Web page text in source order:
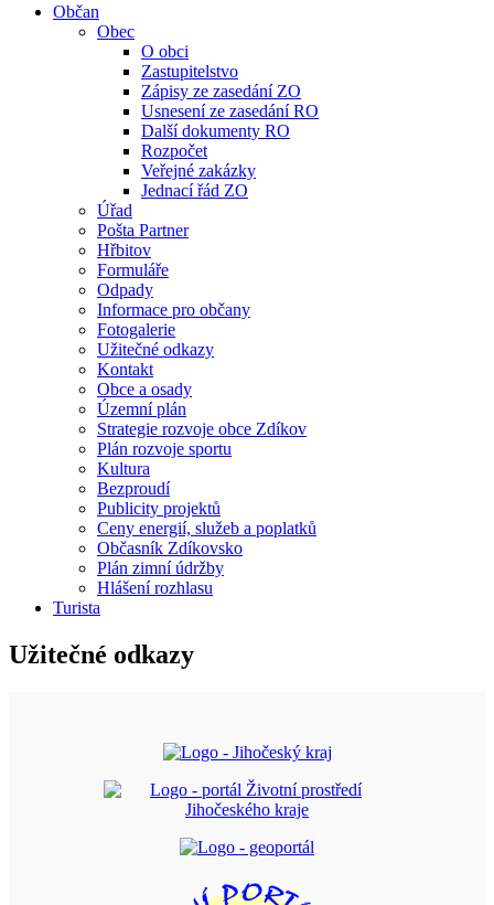
Občan
Obec
O obci
Zastupitelstvo
Zápisy ze zasedání ZO
Usnesení ze zasedání RO
Další dokumenty RO
Rozpočet
Veřejné zakázky
Jednací řád ZO
Úřad
Pošta Partner
Hřbitov
Formuláře
Odpady
Informace pro občany
Fotogalerie
Užitečné odkazy
Kontakt
Obce a osady
Územní plán
Strategie rozvoje obce Zdíkov
Plán rozvoje sportu
Kultura
Bezproudí
Publicity projektů
Ceny energií, služeb a poplatků
Občasník Zdíkovsko
Plán zimní údržby
Hlášení rozhlasu
Turista
Užitečné odkazy